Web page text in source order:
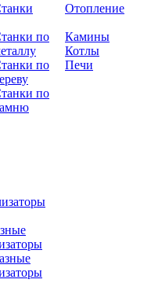
по
по
по
Отопление
Камины
Котлы
Печи